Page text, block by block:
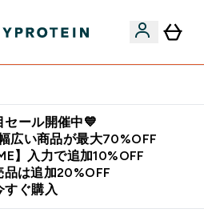
セール開催中💙
広い商品が最大70%OFF
】入力で追加10%OFF
品は追加20%OFF
すぐ購入